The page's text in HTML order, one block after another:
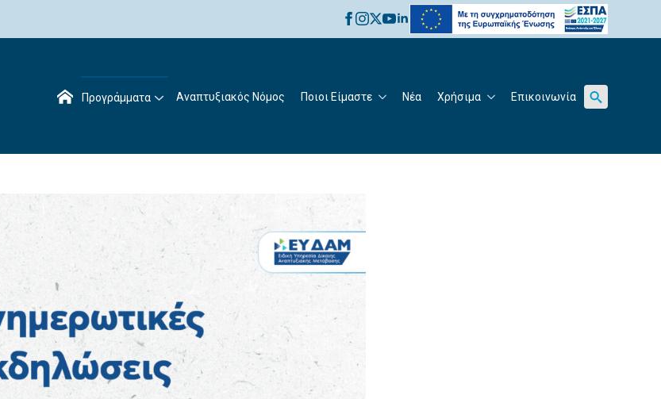
Προγράμματα Αναπτυξιακός Νόμος Ποιοι Είμαστε Νέα Χρήσιμα Επικοινωνία
for: